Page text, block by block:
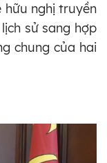
hữu nghị truyền
sử sang hợp
chung của hai